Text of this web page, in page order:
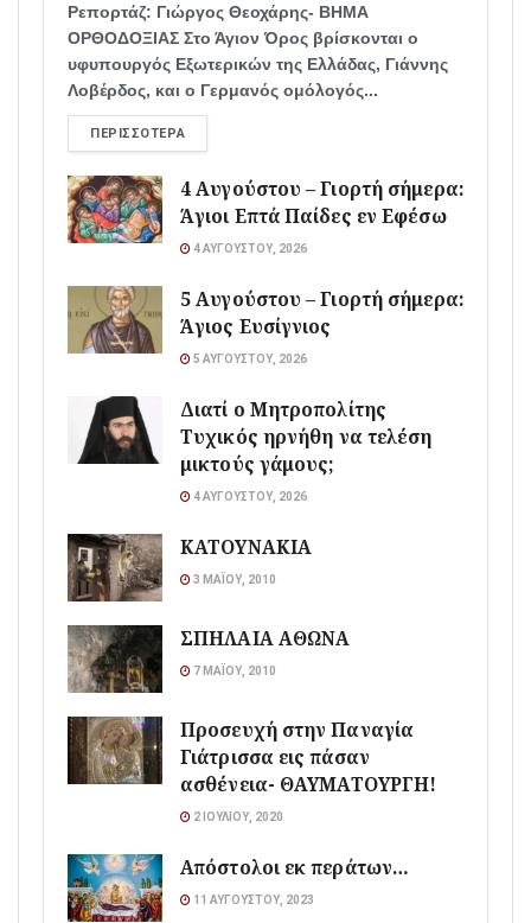
Ρεπορτάζ: Γιώργος Θεοχάρης- ΒΗΜΑ
ΟΡΘΟΔΟΞΙΑΣ Στο Άγιον Όρος βρίσκονται ο
υφυπουργός Εξωτερικών της Ελλάδας, Γιάννης
Λοβέρδος, και ο Γερμανός ομόλογός...
ΠΕΡΙΣΣΌΤΕΡΑ
4 Αυγούστου – Γιορτή σήμερα:
Άγιοι Επτά Παίδες εν Εφέσω
4 ΑΥΓΟΎΣΤΟΥ, 2026
5 Αυγούστου – Γιορτή σήμερα:
Άγιος Ευσίγνιος
5 ΑΥΓΟΎΣΤΟΥ, 2026
Διατί ο Μητροπολίτης
Τυχικός ηρνήθη να τελέση
μικτούς γάμους;
4 ΑΥΓΟΎΣΤΟΥ, 2026
ΚΑΤΟΥΝΑΚΙΑ
3 ΜΑΪ́ΟΥ, 2010
ΣΠΗΛΑΙΑ ΑΘΩΝΑ
7 ΜΑΪ́ΟΥ, 2010
Προσευχή στην Παναγία
Γιάτρισσα εις πάσαν
ασθένεια- ΘΑΥΜΑΤΟΥΡΓΗ!
2 ΙΟΥΛΊΟΥ, 2020
Απόστολοι εκ περάτων…
11 ΑΥΓΟΎΣΤΟΥ, 2023